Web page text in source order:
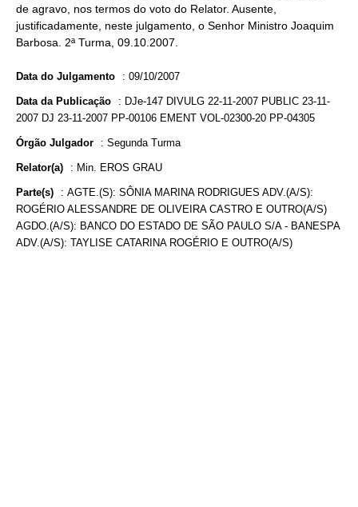
de agravo, nos termos do voto do Relator. Ausente,
justificadamente, neste julgamento, o Senhor Ministro Joaquim
Barbosa. 2ª Turma, 09.10.2007.
Data do Julgamento : 09/10/2007
Data da Publicação : DJe-147 DIVULG 22-11-2007 PUBLIC 23-11-
2007 DJ 23-11-2007 PP-00106 EMENT VOL-02300-20 PP-04305
Órgão Julgador : Segunda Turma
Relator(a) : Min. EROS GRAU
Parte(s) : AGTE.(S): SÔNIA MARINA RODRIGUES ADV.(A/S):
ROGÉRIO ALESSANDRE DE OLIVEIRA CASTRO E OUTRO(A/S)
AGDO.(A/S): BANCO DO ESTADO DE SÃO PAULO S/A - BANESPA
ADV.(A/S): TAYLISE CATARINA ROGÉRIO E OUTRO(A/S)